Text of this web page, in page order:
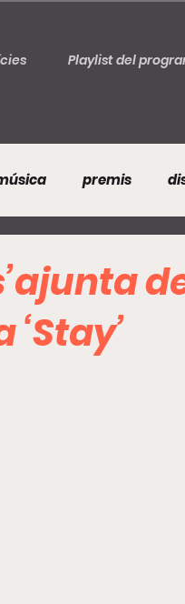
Playlist del
premis